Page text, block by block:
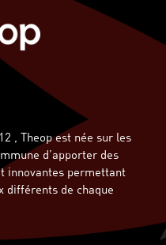
, Theop est née sur les
d’apporter des
innovantes permettant
différents de chaque